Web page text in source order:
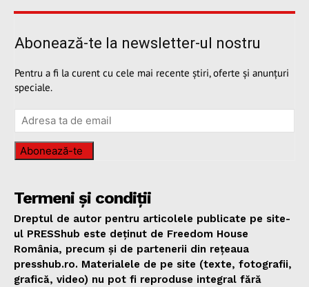
Abonează-te la newsletter-ul nostru
Pentru a fi la curent cu cele mai recente știri, oferte și anunțuri
speciale.
Abonează-te
Termeni și condiții
Dreptul de autor pentru articolele publicate pe site-
ul PRESShub este deținut de Freedom House
România, precum și de partenerii din rețeaua
presshub.ro. Materialele de pe site (texte, fotografii,
grafică, video) nu pot fi reproduse integral fără